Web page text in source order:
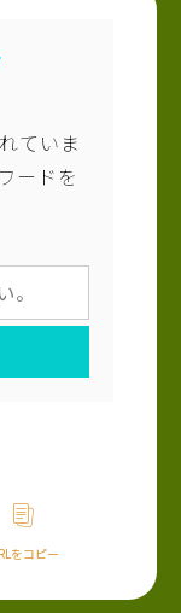
ていま
ードを
をコピー